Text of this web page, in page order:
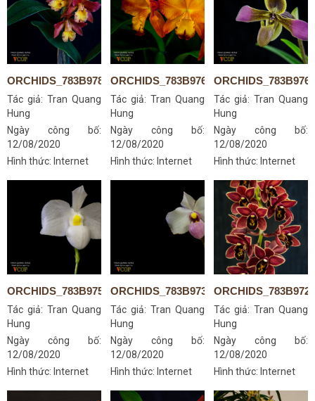
ORCHIDS_783B9789S
Tác giả:Tran Quang
Hung
Ngày công bố:
12/08/2020
Hình thức: Internet
ORCHIDS_783B9768S
Tác giả: Tran Quang
Hung
Ngày công bố:
12/08/2020
Hình thức: Internet
Tác giả: Tran Quang
Hung
Ngày công bố:
12/08/2020
Hình thức: Internet
ORCHIDS_783B9752S
Tác giả:Tran Quang
Hung
Ngày công bố:
12/08/2020
Hình thức: Internet
ORCHIDS_783B9739AS
Tác giả: Tran Quang
Hung
Ngày công bố:
12/08/2020
Hình thức: Internet
Tác giả: Tran Quang
Hung
Ngày công bố:
12/08/2020
Hình thức: Internet